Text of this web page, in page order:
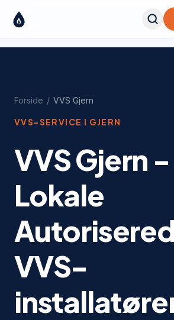
Forside / VVS Gjern
VVS-SERVICE I GJERN
VVS Gjern -
Lokale
VVS-